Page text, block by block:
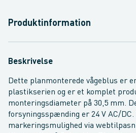
Produktinformation
Beskrivelse
Dette planmonterede vågeblus er
plastikserien og er et komplet
monteringsdiameter på 30,5 mm.
forsyningsspænding er 24 V AC/
markeringsmulighed via